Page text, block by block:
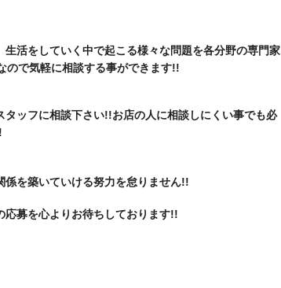
活をしていく中で起こる様々な問題を各分野の専門家
で気軽に相談する事ができます!!
タッフに相談下さい!!お店の人に相談しにくい事でも必
を築いていける努力を怠りません!!
応募を心よりお待ちしております!!